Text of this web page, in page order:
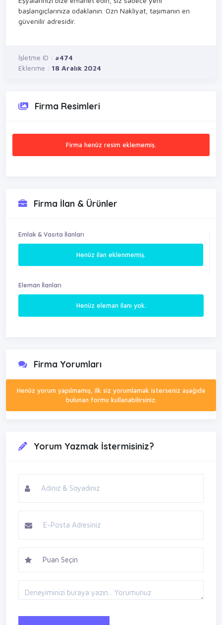
başlangıçlarınıza odaklanın. Ozn Nakliyat, taşımanın en
güvenilir adresidir.
İşletme ID : #474
Eklenme : 18 Aralık 2024
Firma Resimleri
Firma henüz resim eklememiş.
Firma İlan & Ürünler
Emlak & Vasıta İlanları
Henüz ilan eklenmemiş.
Eleman İlanları
Henüz eleman ilanı yok.
Firma Yorumları
Henüz yorum yapılmamış, ilk siz yorumlamak isterseniz aşağıda
bulunan formu kullanabilirsiniz.
Yorum Yazmak İstermisiniz?